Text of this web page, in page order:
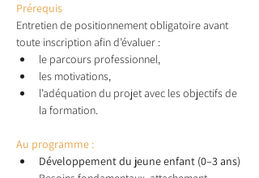
Prérequis
Entretien de positionnement obligatoire avant
toute inscription afin d’évaluer :
le parcours professionnel,
les motivations,
l’adéquation du projet avec les objectifs de
la formation.
Au programme :
Développement du jeune enfant (0–3 ans)